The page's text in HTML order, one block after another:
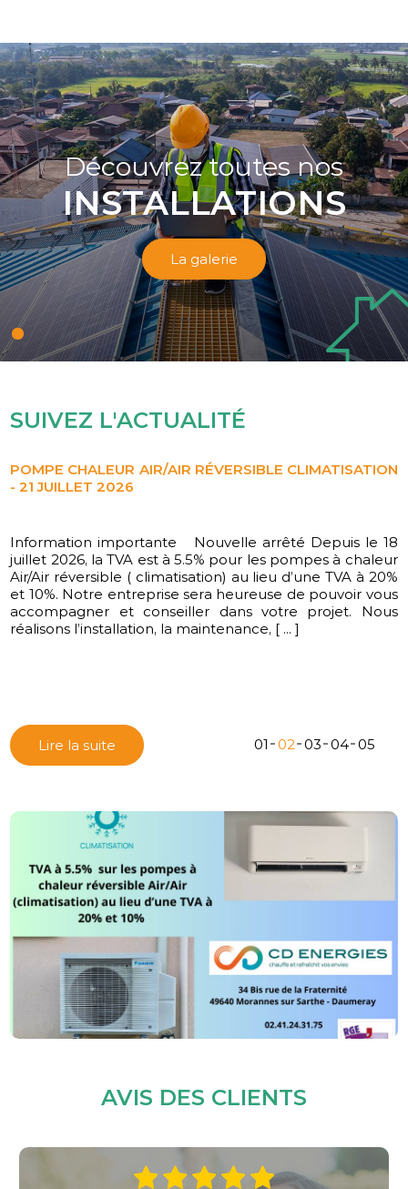
Découvrez toutes nos
INSTALLATIONS
La galerie
SUIVEZ L'ACTUALITÉ
POMPE CHALEUR AIR/AIR RÉVERSIBLE CLIMATISATION
- 21 JUILLET 2026
Information importante Nouvelle arrêté Depuis le 18
juillet 2026, la TVA est à 5.5% pour les pompes à chaleur
Air/Air réversible ( climatisation) au lieu d’une TVA à 20%
et 10%. Notre entreprise sera heureuse de pouvoir vous
accompagner et conseiller dans votre projet. Nous
réalisons l’installation, la maintenance, [ ... ]
Lire la suite
L'équipe CD ENERGIES vous souhaite une belle année
2026
01 02 03 04 05
AVIS DES CLIENTS